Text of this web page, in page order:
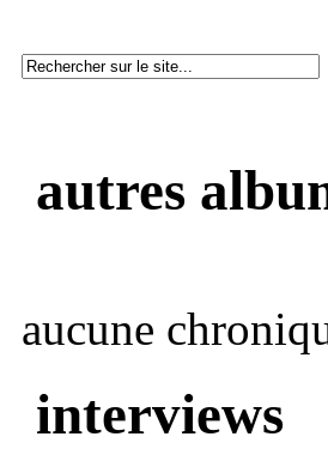
autres
aucune
interviews